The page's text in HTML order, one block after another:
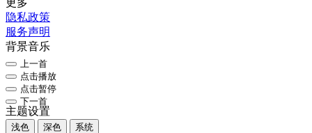
隐私政策
服务声明
背景音乐
上一首
点击播放
点击暂停
下一首
主题设置
浅色 深色
系统